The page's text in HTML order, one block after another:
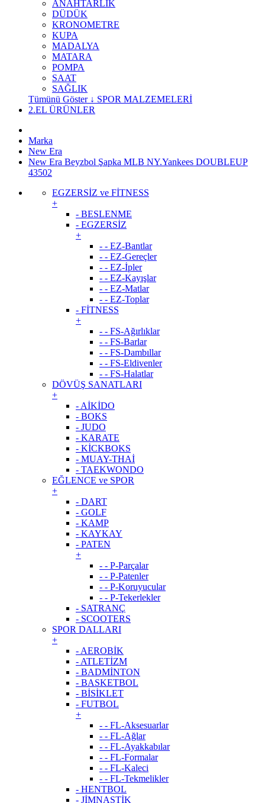
ANAHTARLIK
DÜDÜK
KRONOMETRE
KUPA
MADALYA
MATARA
POMPA
SAAT
SAĞLIK
Tümünü Göster ↓ SPOR MALZEMELERİ
2.EL ÜRÜNLER
Marka
New Era
New Era Beyzbol Şapka MLB NY.Yankees DOUBLEUP
43502
EGZERSİZ ve FİTNESS
+
- BESLENME
- EGZERSİZ
+
- - EZ-Bantlar
- - EZ-Gereçler
- - EZ-İpler
- - EZ-Kayışlar
- - EZ-Matlar
- - EZ-Toplar
- FİTNESS
+
- - FS-Ağırlıklar
- - FS-Barlar
- - FS-Dambıllar
- - FS-Eldivenler
- - FS-Halatlar
DÖVÜŞ SANATLARI
+
- AİKİDO
- BOKS
- JUDO
- KARATE
- KİCKBOKS
- MUAY-THAİ
- TAEKWONDO
EĞLENCE ve SPOR
+
- DART
- GOLF
- KAMP
- KAYKAY
- PATEN
+
- - P-Parçalar
- - P-Patenler
- - P-Koruyucular
- - P-Tekerlekler
- SATRANÇ
- SCOOTERS
SPOR DALLARI
+
- AEROBİK
- ATLETİZM
- BADMİNTON
- BASKETBOL
- BİSİKLET
- FUTBOL
+
- - FL-Aksesuarlar
- - FL-Ağlar
- - FL-Ayakkabılar
- - FL-Formalar
- - FL-Kaleci
- - FL-Tekmelikler
- HENTBOL
- JİMNASTİK